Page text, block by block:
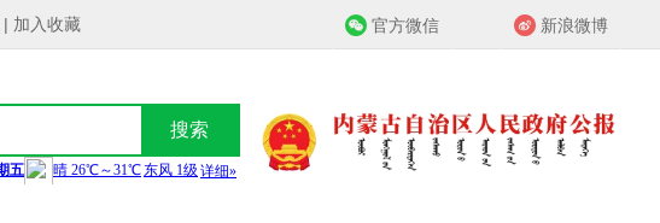
| 加入收藏 官方微信 新浪微博
搜索